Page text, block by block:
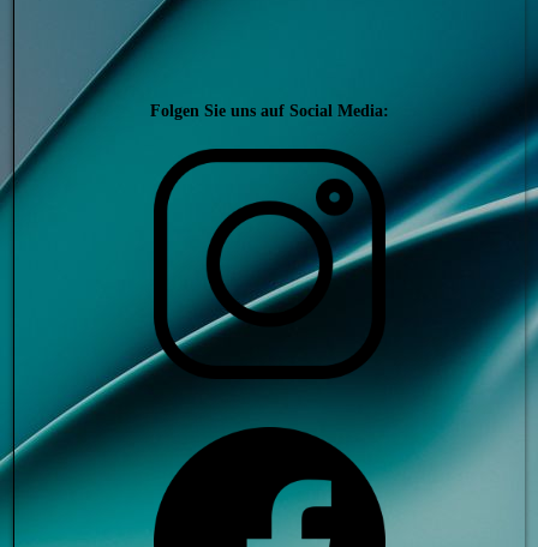
Folgen Sie uns auf Social Media: